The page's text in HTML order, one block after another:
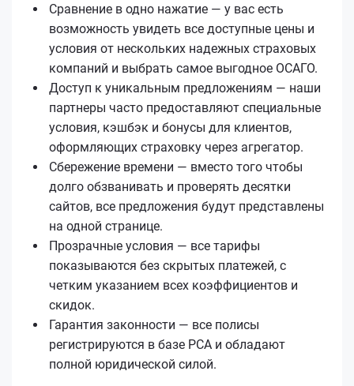
Сравнение в одно нажатие — у вас есть
возможность увидеть все доступные цены и
условия от нескольких надежных страховых
компаний и выбрать самое выгодное ОСАГО.
Доступ к уникальным предложениям — наши
партнеры часто предоставляют специальные
условия, кэшбэк и бонусы для клиентов,
оформляющих страховку через агрегатор.
Сбережение времени — вместо того чтобы
долго обзванивать и проверять десятки
сайтов, все предложения будут представлены
на одной странице.
Прозрачные условия — все тарифы
показываются без скрытых платежей, с
четким указанием всех коэффициентов и
скидок.
Гарантия законности — все полисы
регистрируются в базе РСА и обладают
полной юридической силой.